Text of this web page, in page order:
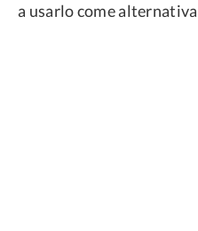
a usarlo come